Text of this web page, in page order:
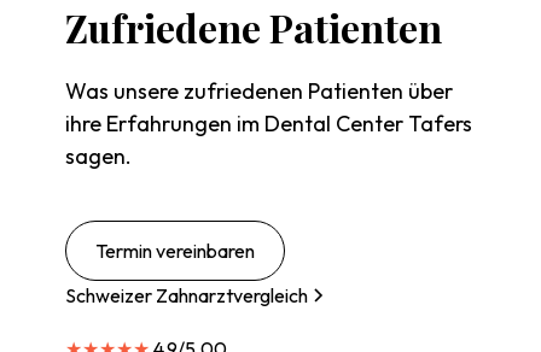
ZufriedenePatienten
Was unsere zufriedenen Patienten über
ihre Erfahrungen im Dental Center Tafers
sagen.
Termin vereinbaren
Schweizer Zahnarztvergleich